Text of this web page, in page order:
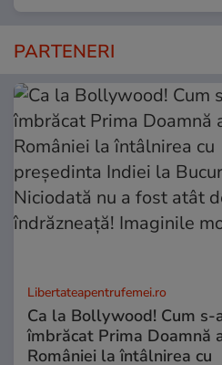
PARTENERI
Libertateapentrufemei.ro
Ca la Bollywood! Cum s-
îmbrăcat Prima Doamnă
României la întâlnirea cu